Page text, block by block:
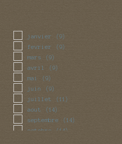
janvier (9)
fevrier (9)
mars (9)
avril (9)
mai (9)
juin (9)
juillet (11)
aout (14)
septembre (14)
octobre (14)